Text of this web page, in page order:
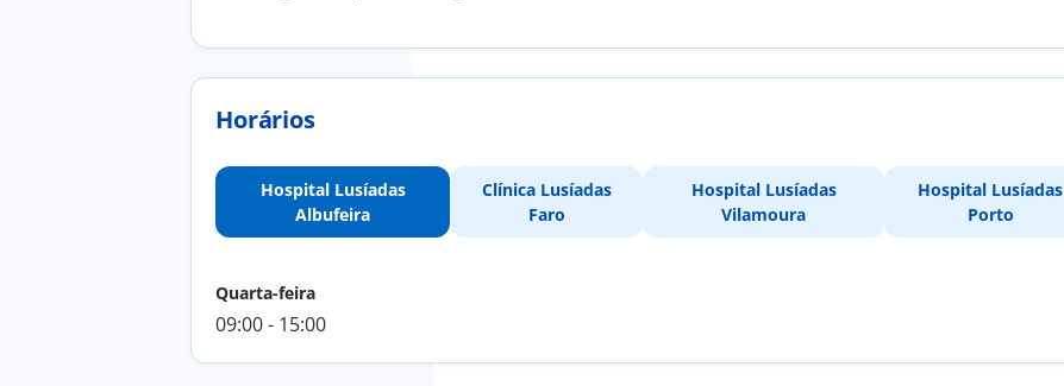
Horários
Hospital Lusíadas
Albufeira
Clínica Lusíadas
Faro
Hospital Lusíadas
Vilamoura
Hospital Lusíadas
Porto
Quarta-feira
09:00 - 15:00